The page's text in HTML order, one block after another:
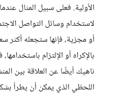
الأولية. فعلى سبيل المثال
لاستخدام وسائل التواصل
أو مجزية، فإنها ستجعله أكثر
بالإكراه أو الإلتزام
ناهيك أيضًا عن العلاقة بين
اللحظي الذي يمكن أن يطرأ